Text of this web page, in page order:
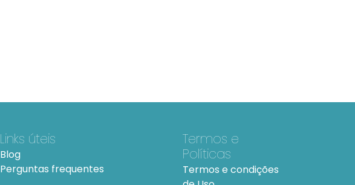
Links úteis
Blog
Perguntas frequentes
Termos e
Políticas
Termos e condições